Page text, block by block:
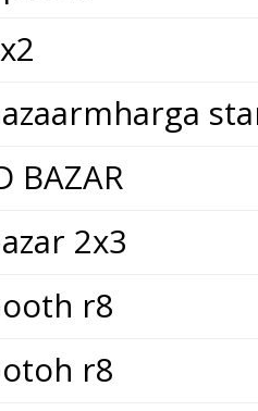
BAZAR
2x3
r8
r8